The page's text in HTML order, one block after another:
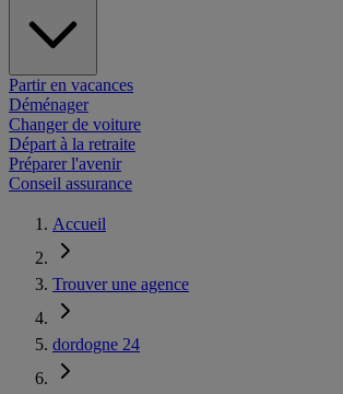
Partir en vacances
Déménager
Changer de voiture
Départ à la retraite
Préparer l'avenir
Conseil assurance
Accueil
Trouver une agence
dordogne 24